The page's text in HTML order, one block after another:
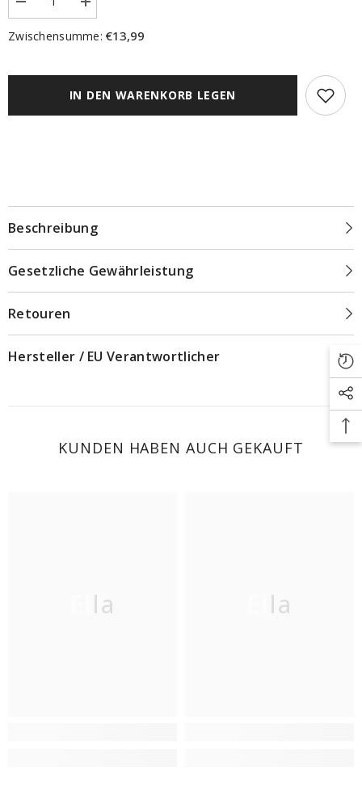
verringern
für
Fertigschal
Menge
erhöhen
für
Fertigschal
Voile
Zwischensumme:€13,99
IN DEN WARENKORB LEGEN
Beschreibung
Gesetzliche Gewährleistung
Retouren
Hersteller / EU Verantwortlicher
KUNDEN HABEN AUCH GEKAUFT
Ella Ella